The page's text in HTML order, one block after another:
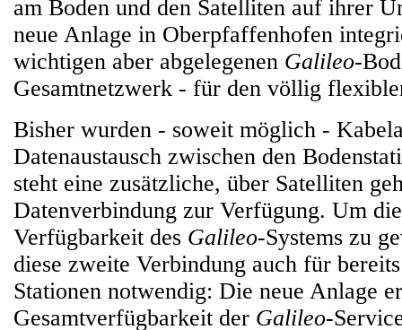
am Boden und den Satelliten auf ihrer
neue Anlage in Oberpfaffenhofen
wichtigen aber abgelegenen Galileo-
Gesamtnetzwerk - für den völlig
Bisher wurden - soweit möglich -
Datenaustausch zwischen den
steht eine zusätzliche, über Satelliten
Datenverbindung zur Verfügung. Um
Verfügbarkeit des Galileo-Systems zu
diese zweite Verbindung auch für
Stationen notwendig: Die neue Anlage
Gesamtverfügbarkeit der Galileo-